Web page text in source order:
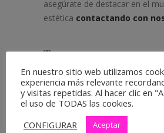
asegúrate de destacar en el
estética contactando con
Tags:
maquillaje
Entradas recientes
En nuestro sitio web utilizamos
experiencia más relevante
y visitas repetidas. Al hacer clic en
el uso de TODAS las cookies.
CONFIGURAR
Aceptar